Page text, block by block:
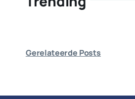
Gerelateerde Posts